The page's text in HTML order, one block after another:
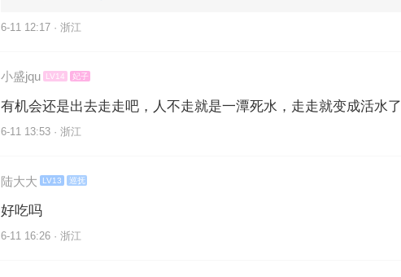
6-11 12:17 · 浙江
小盛jqu LV14 妃子
有机会还是出去走走吧，人不走就是一潭死水，走走就变成活水了
6-11 13:53 · 浙江
陆大大 LV13 巡抚
好吃吗
6-11 16:26 · 浙江